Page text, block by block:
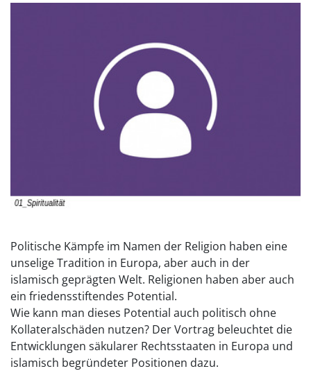
Politische Kämpfe im Namen der Religion haben eine
unselige Tradition in Europa, aber auch in der
islamisch geprägten Welt. Religionen haben aber auch
ein friedensstiftendes Potential.
Wie kann man dieses Potential auch politisch ohne
Kollateralschäden nutzen? Der Vortrag beleuchtet die
Entwicklungen säkularer Rechtsstaaten in Europa und
islamisch begründeter Positionen dazu.